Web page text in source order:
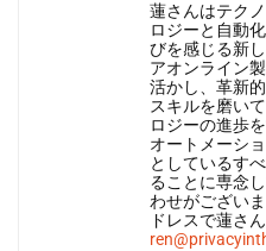
蓮さんはテク
ロジーと自動
びを感じる新
アオンライン
活かし、革新
スキルを磨い
ロジーの進歩
オートメーシ
としているす
ることに専念
わせがござい
ドレスで蓮さ